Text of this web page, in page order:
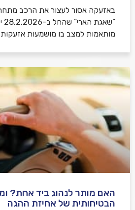
באזעקה אסור לעצור את הרכב
מותאמות למצב בו מושמעות אזעקות
האם מותר לנהוג ביד אחת?
הבטיחותית של אחיזת ההגה